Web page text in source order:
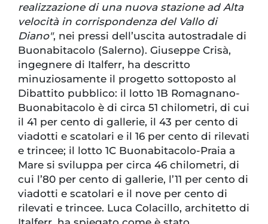
realizzazione di una nuova stazione ad Alta
velocità in corrispondenza del Vallo di
Diano", nei pressi dell’uscita autostradale di
Buonabitacolo (Salerno). Giuseppe Crisà,
ingegnere di Italferr, ha descritto
minuziosamente il progetto sottoposto al
Dibattito pubblico: il lotto 1B Romagnano-
Buonabitacolo è di circa 51 chilometri, di cui
il 41 per cento di gallerie, il 43 per cento di
viadotti e scatolari e il 16 per cento di rilevati
e trincee; il lotto 1C Buonabitacolo-Praia a
Mare si sviluppa per circa 46 chilometri, di
cui l’80 per cento di gallerie, l’11 per cento di
viadotti e scatolari e il nove per cento di
rilevati e trincee. Luca Colacillo, architetto di